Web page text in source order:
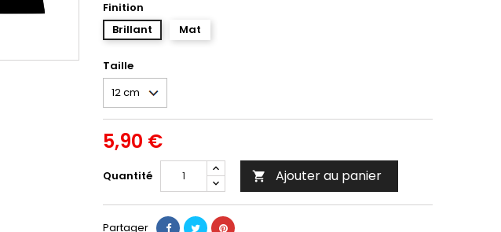
Finition
Brillant
Mat
Taille
5,90 €
Quantité  Ajouter au panier
Partager